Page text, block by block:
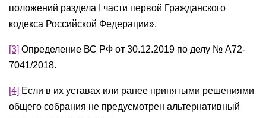
положений раздела I части первой Гражданского
кодекса Российской Федерации».
[3] Определение ВС РФ от 30.12.2019 по делу № А72-
7041/2018.
[4] Если в их уставах или ранее принятыми решениями
общего собрания не предусмотрен альтернативный